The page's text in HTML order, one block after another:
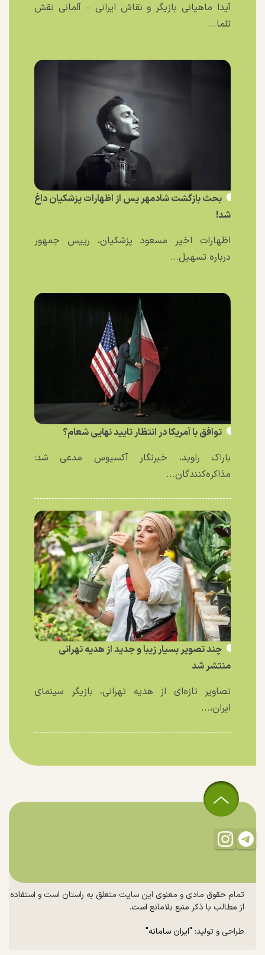
آیدا ماهیانی بازیگر و نقاش ایرانی – آلمانی نقش
تلما...
بحث بازگشت شادمهر پس از اظهارات پزشکیان داغ
شد!
اظهارات اخیر مسعود پزشکیان، رییس جمهور
درباره تسهیل...
توافق با آمریکا در انتظار تایید نهایی شعام؟
باراک راوید، خبرنگار آکسیوس مدعی شد:
مذاکره‌کنندگان...
چند تصویر بسیار زیبا و جدید از هدیه تهرانی
منتشر شد
تصاویر تازه‌ای از هدیه تهرانی، بازیگر سینمای
ایران،...
تمام حقوق مادی و معنوی این سایت متعلق به راستان است و استفاده
از مطالب با ذکر منبع بلامانع است.
طراحی و تولید: "ایران سامانه"